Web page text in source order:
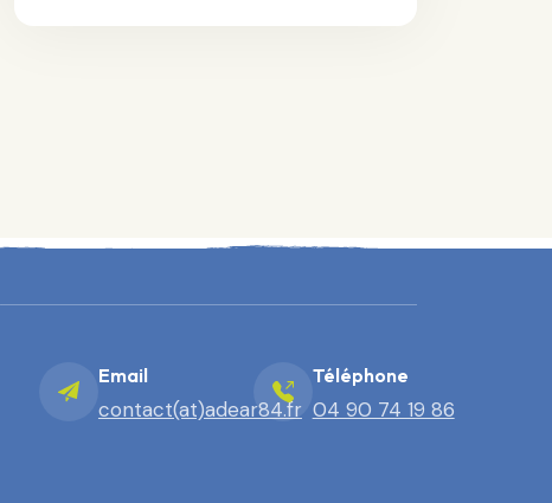
Email
contact(at)adear84.fr
Téléphone
04 90 74 19 86